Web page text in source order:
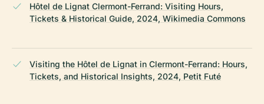
Hôtel de Lignat Clermont-Ferrand: Visiting Hours,
Tickets & Historical Guide, 2024, Wikimedia Commons
Visiting the Hôtel de Lignat in Clermont-Ferrand: Hours,
Tickets, and Historical Insights, 2024, Petit Futé